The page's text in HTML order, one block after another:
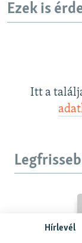
Hírlevél
Ezek is
Itt a